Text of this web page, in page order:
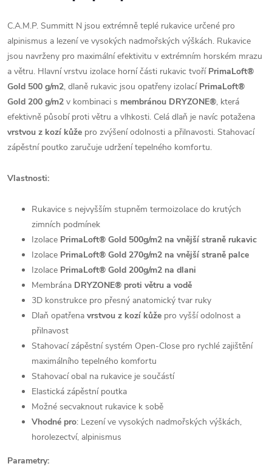
C.A.M.P. Summitt N jsou extrémně teplé rukavice určené pro
alpinismus a lezení ve vysokých nadmořských výškách. Rukavice
jsou navrženy pro maximální efektivitu v extrémním horském mrazu
a větru. Hlavní vrstvu izolace horní části rukavic tvoříPrimaLoft®
Gold 500 g/m2, dlaně rukavic jsou opatřeny izolací PrimaLoft®
Gold 200 g/m2 v kombinaci s membránou DRYZONE®, která
efektivně působí proti větru a vlhkosti. Celá dlaň je navíc potažena
vrstvou z kozí kůže pro zvýšení odolnosti a přilnavosti. Stahovací
zápěstní poutko zaručuje udržení tepelného komfortu.
Vlastnosti:
Rukavice s nejvyšším stupněm termoizolace do krutých
zimních podmínek
Izolace PrimaLoft® Gold 500g/m2 na vnější straně rukavic
Izolace PrimaLoft® Gold 270g/m2 na vnější straně palce
Izolace PrimaLoft® Gold 200g/m2 na dlani
Membrána DRYZONE® proti větru a vodě
3D konstrukce pro přesný anatomický tvar ruky
Dlaň opatřena vrstvou z kozí kůže pro vyšší odolnost a
přilnavost
Stahovací zápěstní systém Open-Close pro rychlé zajištění
maximálního tepelného komfortu
Stahovací obal na rukavice je součástí
Elastická zápěstní poutka
Možné secvaknout rukavice k sobě
Vhodné pro: Lezení ve vysokých nadmořských výškách,
horolezectví, alpinismus
Parametry: